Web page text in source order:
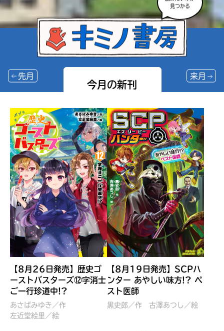
見つかる
今月の新刊
先月 来月
ぼくたちのマインクラフト
冒険記 エンチャント剣
VS暴走モブ
レッツゴー！まいぜんシス
ターズ とつぜん、王様に
【8月26日発売】歴史ゴ
ーストバスターズ⑫字消士
ご一行珍道中!?
あさばみゆき／作
左近堂絵里／絵
【8月19日発売】SCPハ
ンター あやしい味方!? ペ
スト医師
黒史郎／作 古澤あつし／絵